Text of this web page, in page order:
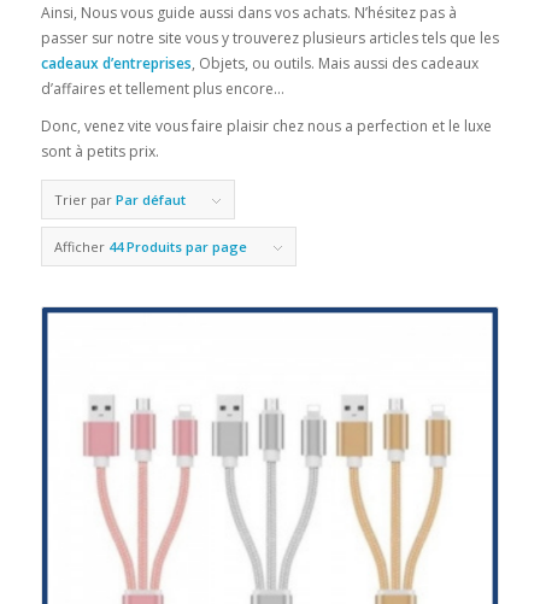
Ainsi, Nous vous guide aussi dans vos achats. N’hésitez pas à
passer sur notre site vous y trouverez plusieurs articles tels que les
cadeaux d’entreprises, Objets, ou outils. Mais aussi des cadeaux
d’affaires et tellement plus encore…
Donc, venez vite vous faire plaisir chez nous a perfection et le luxe
sont à petits prix.
Trier par Par défaut
Afficher 44 Produits par page